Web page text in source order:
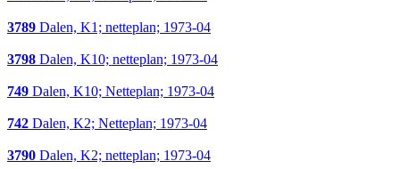
3789 Dalen, K1; netteplan; 1973-04
3798 Dalen, K10; netteplan; 1973-04
749 Dalen, K10; Netteplan; 1973-04
742 Dalen, K2; Netteplan; 1973-04
3790 Dalen, K2; netteplan; 1973-04